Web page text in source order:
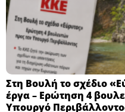
Στη Βουλή το σχέδιο
έργα – Ερώτηση 4
Υπουργό